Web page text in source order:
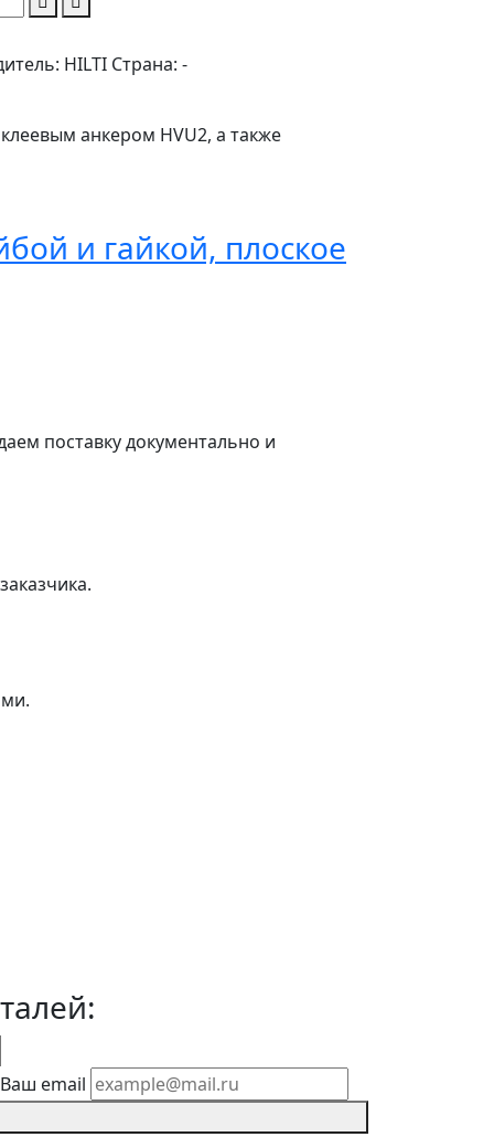
HILTI Страна: -
анкером HVU2, а также
и гайкой, плоское
поставку документально и
Ваш email